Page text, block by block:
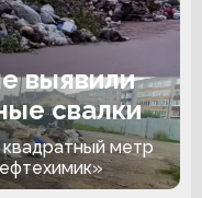
выявили
свалки
метр